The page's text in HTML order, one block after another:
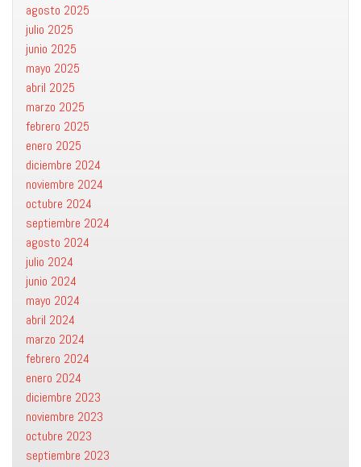
agosto 2025
julio 2025
junio 2025
mayo 2025
abril 2025
marzo 2025
febrero 2025
enero 2025
diciembre 2024
noviembre 2024
octubre 2024
septiembre 2024
agosto 2024
julio 2024
junio 2024
mayo 2024
abril 2024
marzo 2024
febrero 2024
enero 2024
diciembre 2023
noviembre 2023
octubre 2023
septiembre 2023